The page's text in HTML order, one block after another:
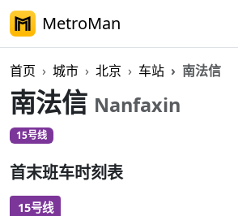
MetroMan
首页 城市 北京 车站 南法信
南法信 Nanfaxin
15号线
首末班车时刻表
15号线